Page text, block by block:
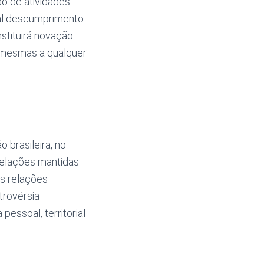
descumprimento
novação
a qualquer
brasileira, no
mantidas
relações
territorial